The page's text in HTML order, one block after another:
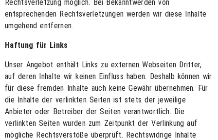
Rechtsverletzung möglich. Bei Bekanntwerden von
entsprechenden Rechtsverletzungen werden wir diese Inhalte
umgehend entfernen.
Haftung für Links
Unser Angebot enthält Links zu externen Webseiten Dritter,
auf deren Inhalte wir keinen Einfluss haben. Deshalb können wir
für diese fremden Inhalte auch keine Gewähr übernehmen. Für
die Inhalte der verlinkten Seiten ist stets der jeweilige
Anbieter oder Betreiber der Seiten verantwortlich. Die
verlinkten Seiten wurden zum Zeitpunkt der Verlinkung auf
mögliche Rechtsverstöße überprüft. Rechtswidrige Inhalte